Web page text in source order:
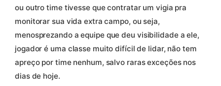
ou outro time tivesse que contratar um vigia pra
monitorar sua vida extra campo, ou seja,
menosprezando a equipe que deu visibilidade a ele,
jogador é uma classe muito difícil de lidar, não tem
apreço por time nenhum, salvo raras exceções nos
dias de hoje.